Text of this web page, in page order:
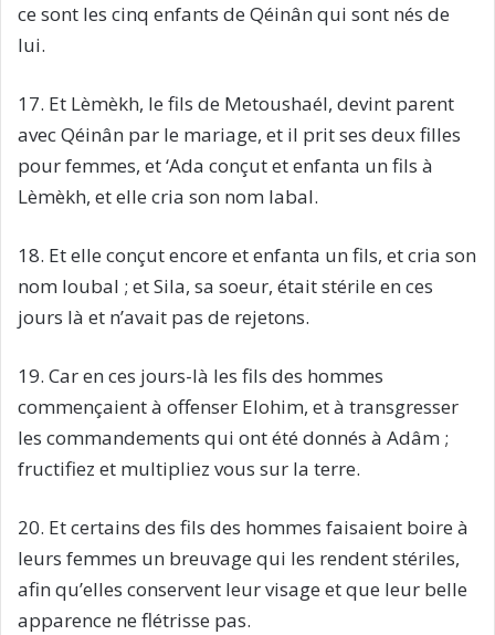
ce sont les cinq enfants de Qéinân qui sont nés de
lui.
17. Et Lèmèkh, le fils de Metoushaél, devint parent
avec Qéinân par le mariage, et il prit ses deux filles
pour femmes, et ‘Ada conçut et enfanta un fils à
Lèmèkh, et elle cria son nom Iabal.
18. Et elle conçut encore et enfanta un fils, et cria son
nom Ioubal ; et Sila, sa soeur, était stérile en ces
jours là et n’avait pas de rejetons.
19. Car en ces jours-là les fils des hommes
commençaient à offenser Elohim, et à transgresser
les commandements qui ont été donnés à Adâm ;
fructifiez et multipliez vous sur la terre.
20. Et certains des fils des hommes faisaient boire à
leurs femmes un breuvage qui les rendent stériles,
afin qu’elles conservent leur visage et que leur belle
apparence ne flétrisse pas.